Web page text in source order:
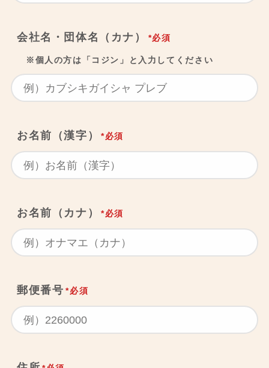
会社名・団体名（カナ） *必須
※個人の方は「コジン」と入力してください
お名前（漢字） *必須
お名前（カナ） *必須
郵便番号 *必須